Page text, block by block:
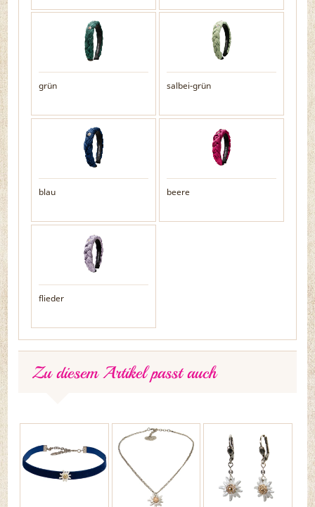
grün salbei-grün
blau beere
flieder
Zu diesem Artikel passt auch